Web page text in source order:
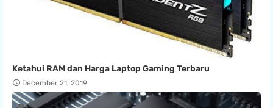
Ketahui RAM dan Harga Laptop Gaming Terbaru
December 21, 2019